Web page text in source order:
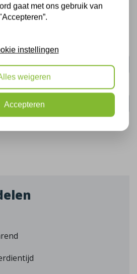
gaat met ons gebruik van
instellingen
weigeren
Accepteren